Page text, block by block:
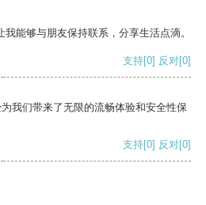
能够与朋友保持联系，分享生活点滴。
支持[0] 反对[0]
我们带来了无限的流畅体验和安全性保
支持[0] 反对[0]